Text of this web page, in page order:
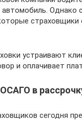
Однако
страховщики
устраивают
и оплачивает
в
сегодня